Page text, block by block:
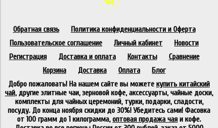
Обратная связь
Политика конфиденциальности и Оферта
Пользовательское соглашение
Личный кабинет
Новости
Регистрация
Доставка и оплата Контакты
Сравнение
Корзина
Доставка Оплата
Блог
Добро пожаловать! На нашем сайте вы можете купить китайский
чай, другие элитные чаи, зерновой кофе, аксессуарты, чайные доски,
комплекты для чайных церемоний, турки, подарки, сладости,
посуду. До конца ноября скидки до 30%! Убедитесь сами! Фасовка
от 100 грамм до 1 килограмма,оптовая продажа чая и кофе.